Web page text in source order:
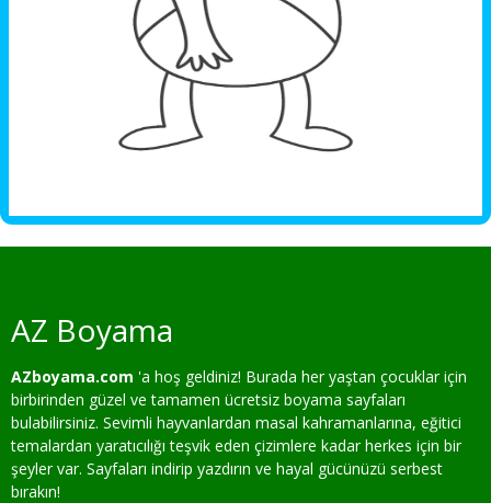
AZ Boyama
AZboyama.com 'a hoş geldiniz! Burada her yaştan çocuklar için
birbirinden güzel ve tamamen ücretsiz boyama sayfaları
bulabilirsiniz. Sevimli hayvanlardan masal kahramanlarına, eğitici
temalardan yaratıcılığı teşvik eden çizimlere kadar herkes için bir
şeyler var. Sayfaları indirip yazdırın ve hayal gücünüzü serbest
bırakın!